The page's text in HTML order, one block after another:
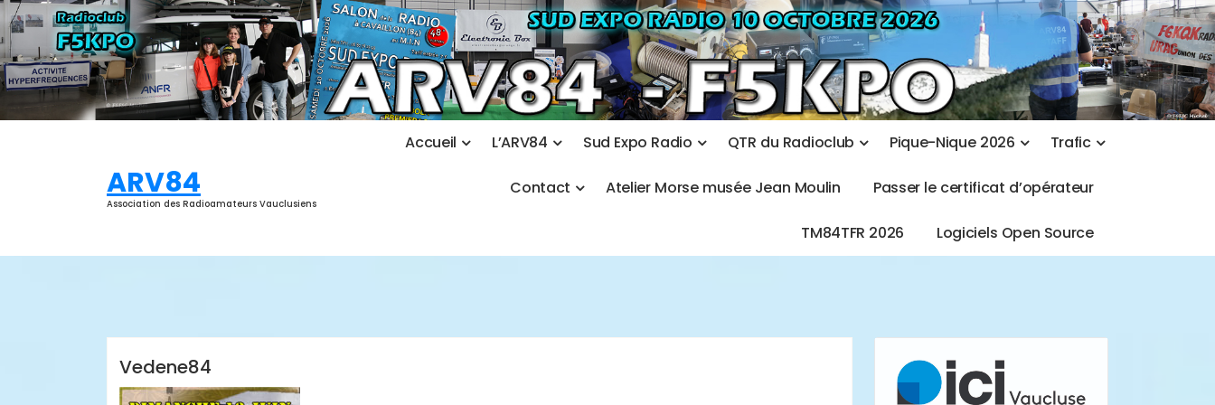
Aller
au
contenu
ARV84
Association des Radioamateurs Vauclusiens
Accueil L’ARV84 Sud Expo Radio QTR du Radioclub Pique-Nique 2026 Trafic
Contact Atelier Morse musée Jean Moulin Passer le certificat d’opérateur
TM84TFR 2026 Logiciels Open Source
Vedene84